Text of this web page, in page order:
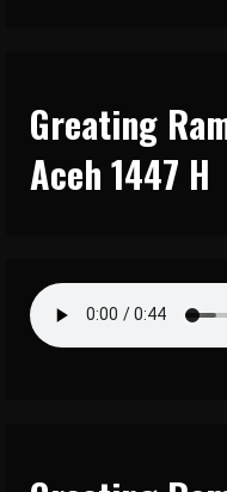
Greating
Aceh 1447 H